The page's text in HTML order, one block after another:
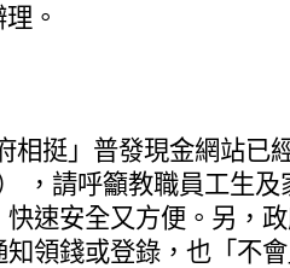
。
相挺」普發現金網站已
，請呼籲教職員工生
快速安全又方便。另，
領錢或登錄，也「不